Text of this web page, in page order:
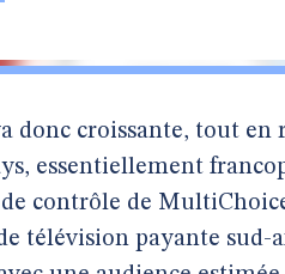
donc croissante, tout
essentiellement
de contrôle de
télévision payante sud-